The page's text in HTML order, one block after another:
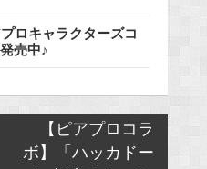
ロキャラクターズコ
売中♪
【ピアプロコラ
ボ】「ハッカドー